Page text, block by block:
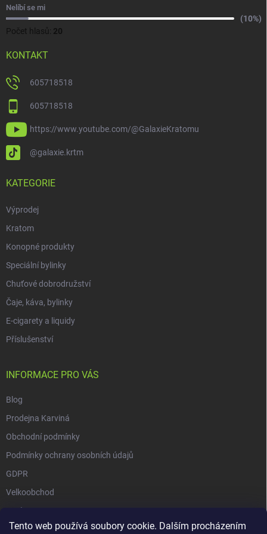
Tento web používá soubory cookie. Dalším procházením
Nelíbí se mi
(10%)
Počet hlasů: 20
KONTAKT
605718518
605718518
https://www.youtube.com/@GalaxieKratomu
@galaxie.krtm
KATEGORIE
Výprodej
Kratom
Konopné produkty
Speciální bylinky
Chuťové dobrodružství
Čaje, káva, bylinky
E-cigarety a liquidy
Příslušenství
INFORMACE PRO VÁS
Blog
Prodejna Karviná
Obchodní podmínky
Podmínky ochrany osobních údajů
GDPR
Velkoobchod
O nás
Vrácení zásilky přes Zásilkovnu